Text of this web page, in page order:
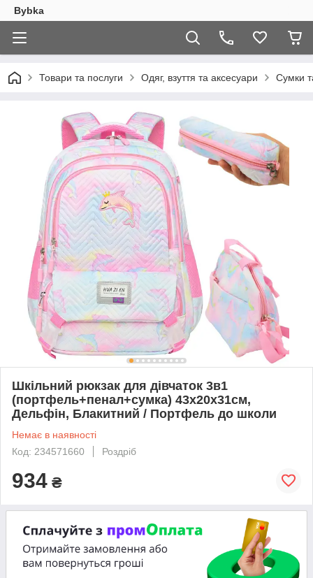
Bybka
Товари та послуги Одяг, взуття та аксесуари Сумки
Шкільний рюкзак для дівчаток 3в1
(портфель+пенал+сумка) 43х20х31см,
Дельфін, Блакитний / Портфель до школи
Немає в наявності
Код: 234571660
Роздріб
934 ₴